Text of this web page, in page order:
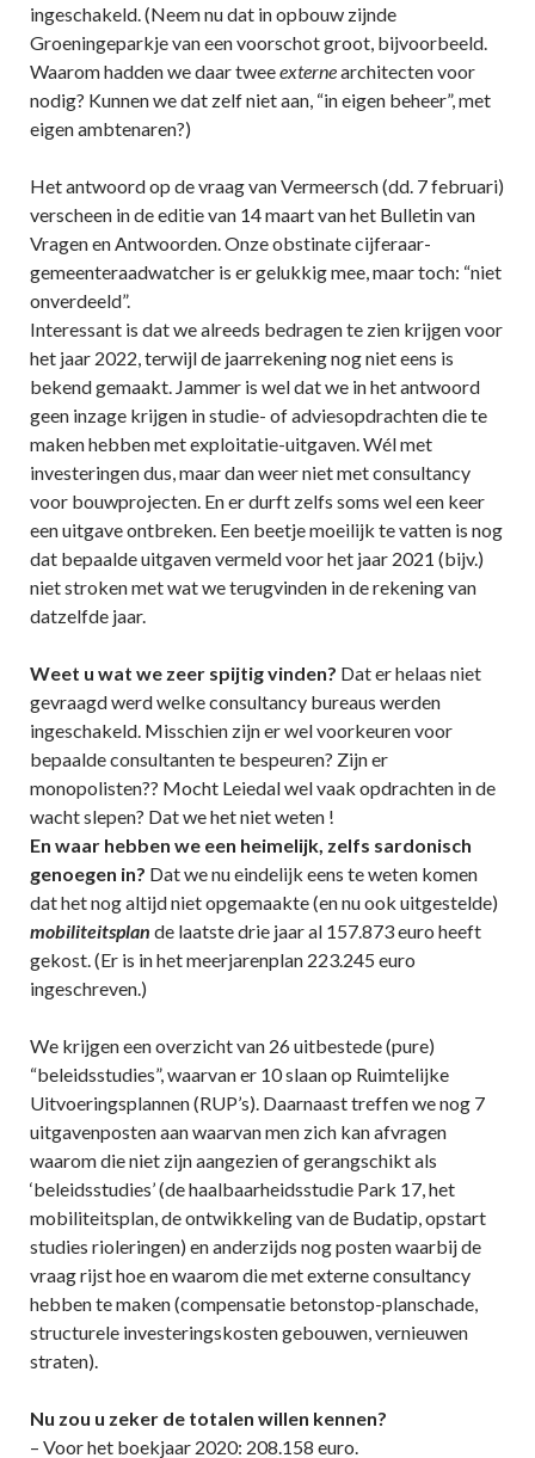
ingeschakeld. (Neem nu dat in opbouw zijnde
Groeningeparkje van een voorschot groot, bijvoorbeeld.
Waarom hadden we daar tweeexternearchitecten voor
nodig? Kunnen we dat zelf niet aan, “in eigen beheer”, met
eigen ambtenaren?)
Het antwoord op de vraag van Vermeersch (dd. 7 februari)
verscheen in de editie van 14 maart van het Bulletin van
Vragen en Antwoorden. Onze obstinate cijferaar-
gemeenteraadwatcher is er gelukkig mee, maar toch: “niet
onverdeeld”.
Interessant is dat we alreeds bedragen te zien krijgen voor
het jaar 2022, terwijl de jaarrekening nog niet eens is
bekend gemaakt. Jammer is wel dat we in het antwoord
geen inzage krijgen in studie- of adviesopdrachten die te
maken hebben met exploitatie-uitgaven. Wél met
investeringen dus, maar dan weer niet met consultancy
voor bouwprojecten. En er durft zelfs soms wel een keer
een uitgave ontbreken. Een beetje moeilijk te vatten is nog
dat bepaalde uitgaven vermeld voor het jaar 2021 (bijv.)
niet stroken met wat we terugvinden in de rekening van
datzelfde jaar.
Weet u wat we zeer spijtig vinden? Dat er helaas niet
gevraagd werd welke consultancy bureaus werden
ingeschakeld. Misschien zijn er wel voorkeuren voor
bepaalde consultanten te bespeuren? Zijn er
monopolisten?? Mocht Leiedal wel vaak opdrachten in de
wacht slepen? Dat we het niet weten !
En waar hebben we een heimelijk, zelfs sardonisch
genoegen in? Dat we nu eindelijk eens te weten komen
dat het nog altijd niet opgemaakte (en nu ook uitgestelde)
mobiliteitsplan de laatste drie jaar al 157.873 euro heeft
gekost. (Er is in het meerjarenplan 223.245 euro
ingeschreven.)
We krijgen een overzicht van 26 uitbestede (pure)
“beleidsstudies”, waarvan er 10 slaan op Ruimtelijke
Uitvoeringsplannen (RUP’s). Daarnaast treffen we nog 7
uitgavenposten aan waarvan men zich kan afvragen
waarom die niet zijn aangezien of gerangschikt als
‘beleidsstudies’ (de haalbaarheidsstudie Park 17, het
mobiliteitsplan, de ontwikkeling van de Budatip, opstart
studies rioleringen) en anderzijds nog posten waarbij de
vraag rijst hoe en waarom die met externe consultancy
hebben te maken (compensatie betonstop-planschade,
structurele investeringskosten gebouwen, vernieuwen
straten).
Nu zou u zeker de totalen willen kennen?
– Voor het boekjaar 2020: 208.158 euro.